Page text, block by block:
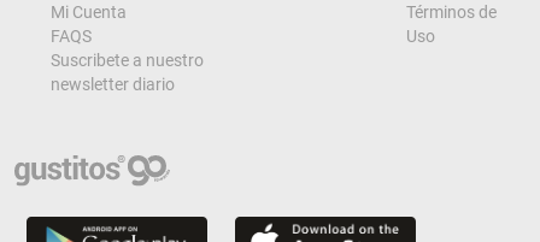
Mi Cuenta
FAQS
Suscribete a nuestro
newsletter diario
Términos de
Uso